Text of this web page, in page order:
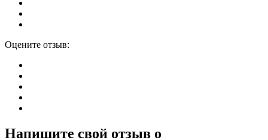
Оцените отзыв:
Напишите свой отзыв о